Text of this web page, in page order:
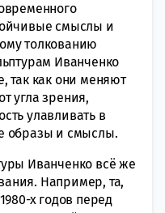
смыслы и
толкованию
Иванченко
так как они меняют
угла зрения,
улавливать в
образы и смыслы.
Иванченко всё же
Например, та,
х годов перед